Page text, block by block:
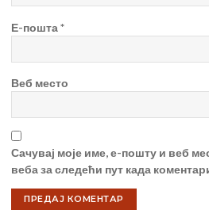
Е-пошта*
Веб место
Сачувај моје име, е-пошту и веб
веба за следећи пут када